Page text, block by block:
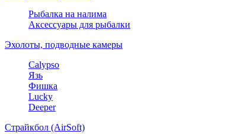
Рыбалка на налима
Аксессуары для рыбалки
Эхолоты, подводные камеры
Calypso
Язь
Фишка
Lucky
Deeper
Страйкбол (AirSoft)